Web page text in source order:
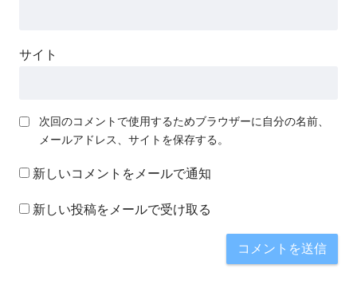
サイト
次回のコメントで使用するためブラウザーに自分の名前、
メールアドレス、サイトを保存する。
新しいコメントをメールで通知
新しい投稿をメールで受け取る